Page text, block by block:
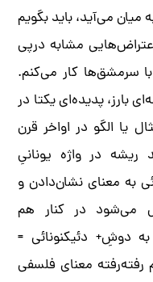
میان می‌آید، باید بگویم
درباره آشویتس۲ هم اعتراض‌هایی مشابه درپی
سرمشق‌ها کار می‌کنم.
بارز، پدیده‌ای یکتا در
یا الگو در اواخر قرن
ریشه در واژه یونانیِ
به معنای نشان‌دادن و
می‌شود در کنار هم
دوشِ+ دئیکنونائی =
رفته‌رفته معنای فلسفی